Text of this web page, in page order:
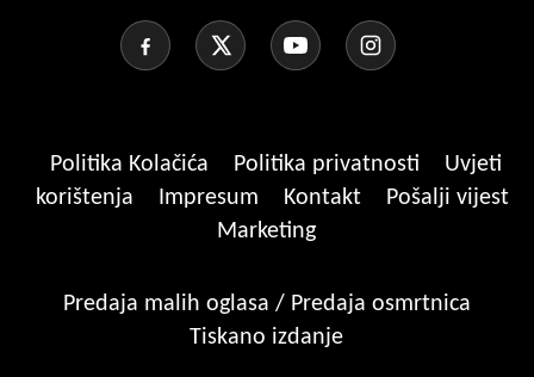
Politika Kolačića Politika privatnosti
Uvjeti
korištenja
Impresum Kontakt
Pošalji vijest
Marketing
Predaja malih oglasa / Predaja osmrtnica
Tiskano izdanje